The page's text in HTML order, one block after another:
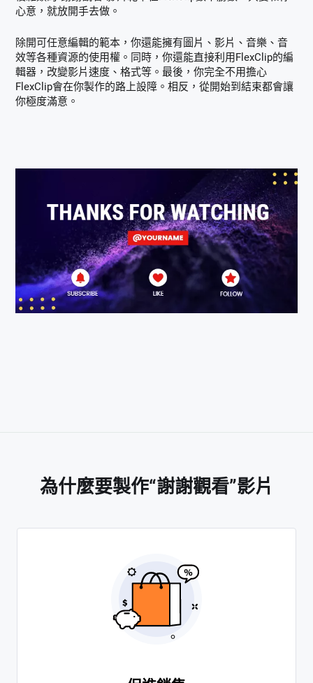
心意，就放開手去做。
除開可任意編輯的範本，你還能擁有圖片、影片、音樂、音
效等各種資源的使用權。同時，你還能直接利用FlexClip的編
輯器，改變影片速度、格式等。最後，你完全不用擔心
FlexClip會在你製作的路上設障。相反，從開始到結束都會讓
你極度滿意。
為什麼要製作“謝謝觀看”影片